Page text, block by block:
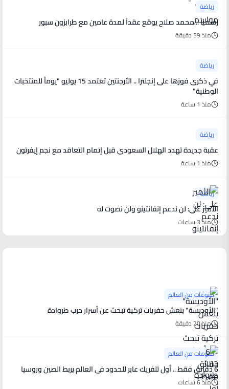
رياضة
رسمياً .. محمد صلاح يوقع عقداً لمدة عامين مع طرابزون سبور
منذ 59 دقيقة
رياضة
في ذكرى فوزها على إنجلترا .. الأرجنتين تعتمد 15 يوليو "يوماً للمنتخبات
الوطنية"
منذ 1 ساعة
رياضة
عقبة جديدة تهدد الهلال السعودي قبل إتمام التعاقد مع نجم إيفرتون
منذ 1 ساعة
رياضة
الأمير علي: لن ندعم إنفانتينو ولن نصوت له
منذ 3 ساعات
منوعات من العالم
"الأوديسة" ينعش حفريات تركية تبحث عن أسرار حرب طروادة
منذ 20 دقيقة
منوعات من العالم
6 دقائق فقط .. أول تلفريك عابر للحدود في العالم يربط الصين وروسيا
منذ 6 ساعات